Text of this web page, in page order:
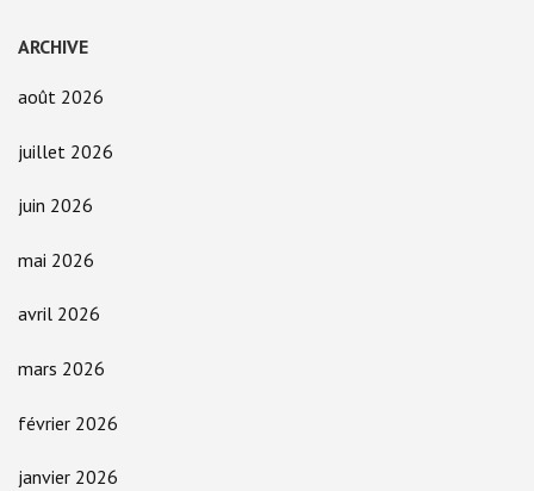
ARCHIVE
août 2026
juillet 2026
juin 2026
mai 2026
avril 2026
mars 2026
février 2026
janvier 2026